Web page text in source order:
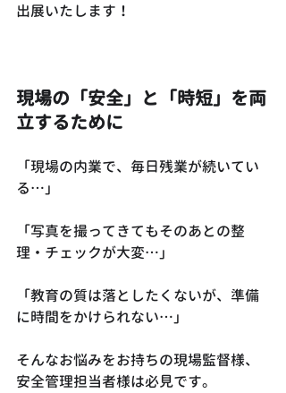
出展いたします！
現場の「安全」と「時短」を両
立するために
「現場の内業で、毎日残業が続いてい
る…」
「写真を撮ってきてもそのあとの整
理・チェックが大変…」
「教育の質は落としたくないが、準備
に時間をかけられない…」
そんなお悩みをお持ちの現場監督様、
安全管理担当者様は必見です。